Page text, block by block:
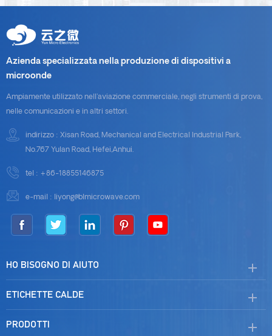
Azienda specializzata nella produzione di dispositivi a
microonde
Ampiamente utilizzato nell'aviazione commerciale, negli strumenti di prova,
nelle comunicazioni e in altri settori.
indirizzo : Xisan Road, Mechanical and Electrical Industrial Park,
No.767 Yulan Road, Hefei,Anhui.
tel : +86-18855146875
e-mail : liyong@blmicrowave.com
HO BISOGNO DI AIUTO
ETICHETTE CALDE
PRODOTTI